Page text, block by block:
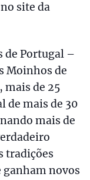
site da
de Portugal –
Moinhos de
de 25
de mais de 30
mais de
tradições
novos